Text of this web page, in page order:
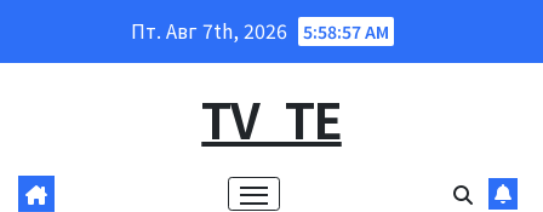
Пт. Авг 7th, 2026 5:58:58 AM
TV_TE